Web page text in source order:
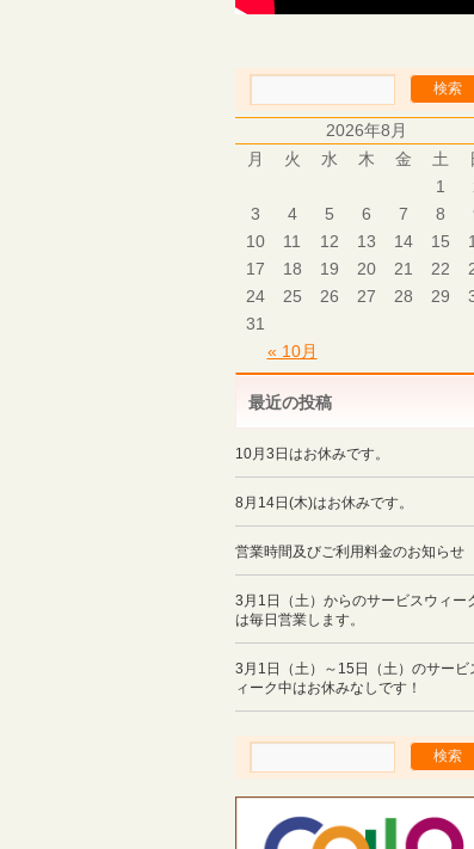
2026年8月
月
火 水 木 金 土
« 10月
1
3
4 5 6 7 8
10
11 12 13 14 15
17
18 19 20 21 22
24
25 26 27 28 29
31
最近の投稿
10月3日はお休みです。
8月14日(木)はお休みです。
営業時間及びご利用料金のお知らせ
3月1日（土）からのサービスウィー
は毎日営業します。
3月1日（土）～15日（土）のサービ
ィーク中はお休みなしです！